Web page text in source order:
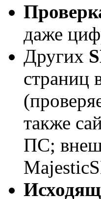
даже
Других
страниц
также
ПС;